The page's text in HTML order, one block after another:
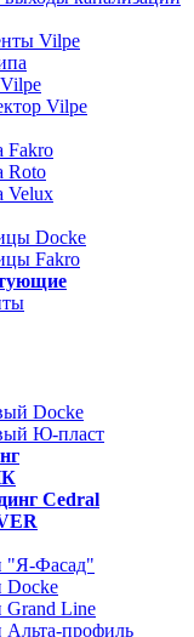
Vilpe
Vilpe
Fakro
Roto
Velux
Docke
Fakro
Docke
Ю-пласт
Cedral
"Я-Фасад"
Docke
Grand Line
профиль